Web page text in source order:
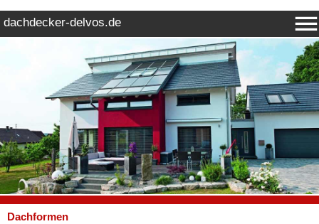
dachdecker-delvos.de
Dachformen